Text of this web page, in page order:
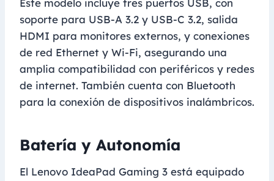
Este modelo incluye tres puertos USB, con
soporte para USB-A 3.2 y USB-C 3.2, salida
HDMI para monitores externos, y conexiones
de red Ethernet y Wi-Fi, asegurando una
amplia compatibilidad con periféricos y redes
de internet. También cuenta con Bluetooth
para la conexión de dispositivos inalámbricos.
Batería y Autonomía
El Lenovo IdeaPad Gaming 3 está equipado